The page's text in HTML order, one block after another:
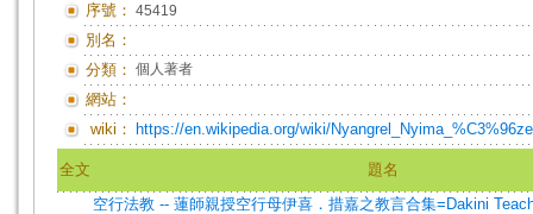
序號： 45419
別名：
分類： 個人著者
網站：
wiki：
https://en.wikipedia.org/wiki/
全文
題名
空行法教 -- 蓮師親授空行母伊喜．措嘉之教言合集=Dakini